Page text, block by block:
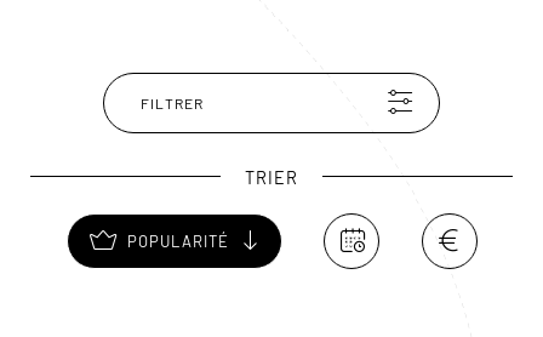
objets en écorce de bouleau, des pierres semi précieuses
du lac Baïkal…FILTRER
TRIER
POPULARITÉ